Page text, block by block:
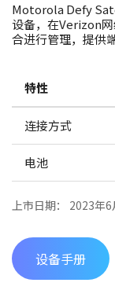
Motorola Defy
设备，在Verizon
合进行管理，提供
特性
连接方式
电池
上市日期： 2023年6
设备手册